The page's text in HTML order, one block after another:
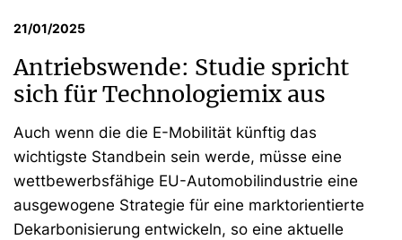
21/01/2025
Antriebswende: Studie spricht
sich für Technologiemix aus
Auch wenn die die E-Mobilität künftig das
wichtigste Standbein sein werde, müsse eine
wettbewerbsfähige EU-Automobilindustrie eine
ausgewogene Strategie für eine marktorientierte
Dekarbonisierung entwickeln, so eine aktuelle